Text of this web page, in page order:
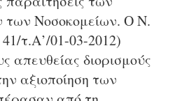
των Νοσοκομείων. Ο Ν.
τ.Α’/01-03-2012)
απευθείας διορισμούς
αξιοποίηση των